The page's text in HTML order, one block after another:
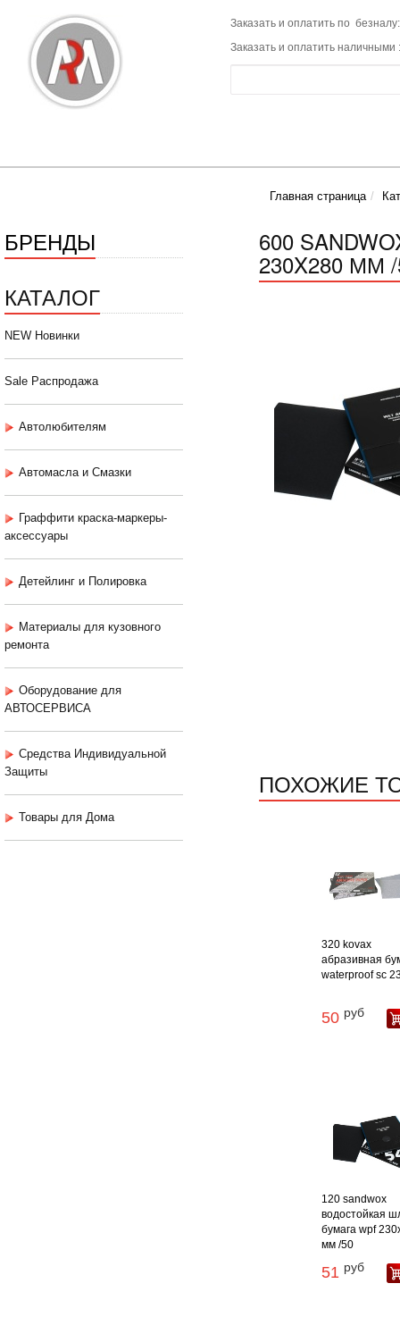
Заказать и оплатить по
Заказать и оплатить наличными
Главная страница
БРЕНДЫ
КАТАЛОГ
NEW Новинки
Sale Распродажа
Автолюбителям
Автомасла и Смазки
Граффити краска-маркеры-
аксессуары
Детейлинг и Полировка
Материалы для кузовного
ремонта
Оборудование для
АВТОСЕРВИСА
Средства Индивидуальной
Защиты
Товары для Дома
600
230X280 ММ
ПОХОЖИЕ
320 kovax
абразивная
waterproof sc
50 руб
120 sandwox
водостойкая
бумага wpf
мм /50
51 руб